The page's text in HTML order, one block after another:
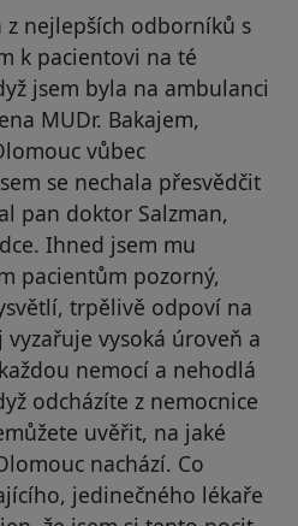
z nejlepších odborníků s
k pacientovi na té
jsem byla na ambulanci
MUDr. Bakajem,
vůbec
se nechala přesvědčit
pan doktor Salzman,
Ihned jsem mu
pacientům pozorný,
trpělivě odpoví na
vyzařuje vysoká úroveň a
nemocí a nehodlá
odcházíte z nemocnice
uvěřit, na jaké
nachází. Co
jedinečného lékaře